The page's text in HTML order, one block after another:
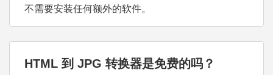
不需要安装任何额外的软件。
HTML 到 JPG 转换器是免费的吗？